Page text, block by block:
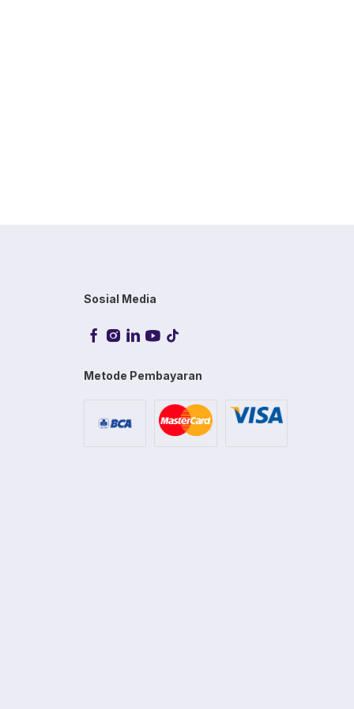
Sosial Media
Metode Pembayaran